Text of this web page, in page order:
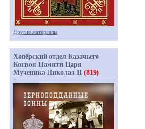
Другие материалы
Хопёрский отдел Казачьего
Конвоя Памяти Царя
Мученика Николая II (819)